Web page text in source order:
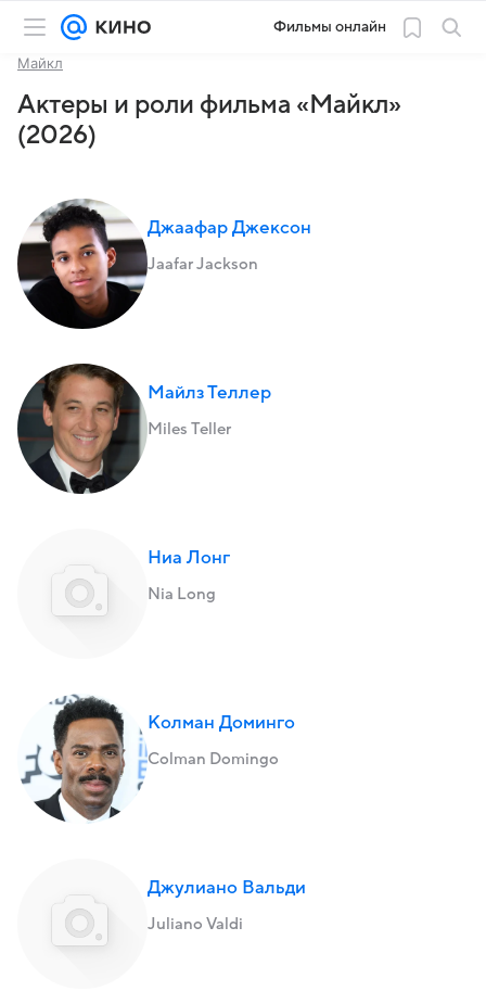
Фильмы онлайн
Майкл
Актеры и роли фильма «Майкл»
(2026)
Джаафар Джексон
Jaafar Jackson
Майлз Теллер
Miles Teller
Ниа Лонг
Nia Long
Колман Доминго
Colman Domingo
Джулиано Вальди
Juliano Valdi